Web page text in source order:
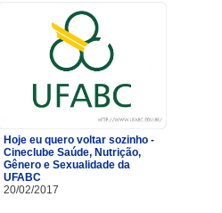
Hoje eu quero voltar sozinho -
Cineclube Saúde, Nutrição,
Gênero e Sexualidade da
UFABC
20/02/2017